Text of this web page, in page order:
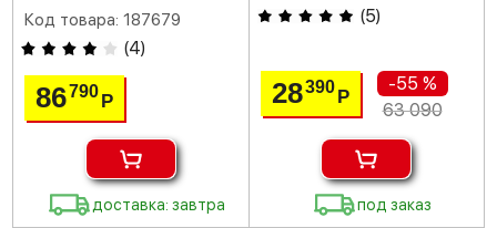
Код товара: 187679
(4)
86790Р
доставка: завтра
(5)
28390 Р
-55 %
63 090
под заказ